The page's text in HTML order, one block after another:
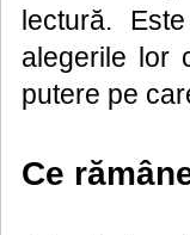
lectură.
alegerile lor
putere pe
Ce